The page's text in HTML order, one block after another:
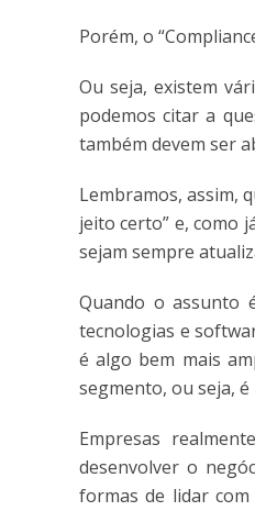
Porém, o
Ou seja, existem
podemos citar a
também devem ser
Lembramos, assim,
jeito certo” e, como
sejam sempre
Quando o assunto
tecnologias e
é algo bem mais
segmento, ou seja,
Empresas
desenvolver o
formas de lidar